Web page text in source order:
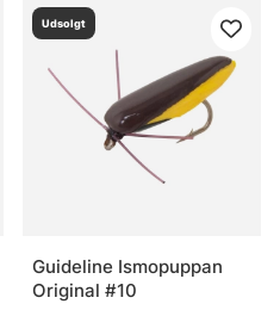
Udsolgt
Guideline Ismopuppan
Original #10